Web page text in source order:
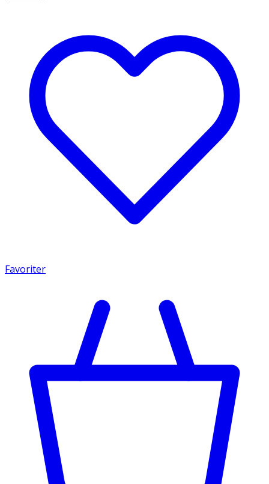
Favoriter